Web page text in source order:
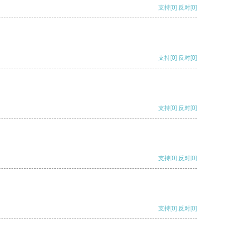
支持[0] 反对[0]
支持[0] 反对[0]
支持[0] 反对[0]
支持[0] 反对[0]
支持[0] 反对[0]